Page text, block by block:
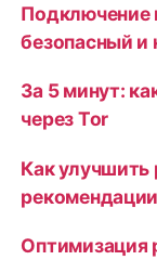
Подключение
безопасный
За 5 минут:
через Tor
Как улучшить
рекомендации
Оптимизация